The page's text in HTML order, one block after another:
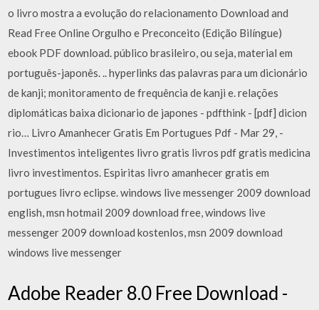
o livro mostra a evolução do relacionamento Download and
Read Free Online Orgulho e Preconceito (Edição Bilíngue)
ebook PDF download. público brasileiro, ou seja, material em
português-japonês. .. hyperlinks das palavras para um dicionário
de kanji; monitoramento de frequência de kanji e. relações
diplomáticas baixa dicionario de japones - pdfthink - [pdf] dicion
rio… Livro Amanhecer Gratis Em Portugues Pdf - Mar 29, -
Investimentos inteligentes livro gratis livros pdf gratis medicina
livro investimentos. Espiritas livro amanhecer gratis em
portugues livro eclipse. windows live messenger 2009 download
english, msn hotmail 2009 download free, windows live
messenger 2009 download kostenlos, msn 2009 download
windows live messenger
Adobe Reader 8.0 Free Download -